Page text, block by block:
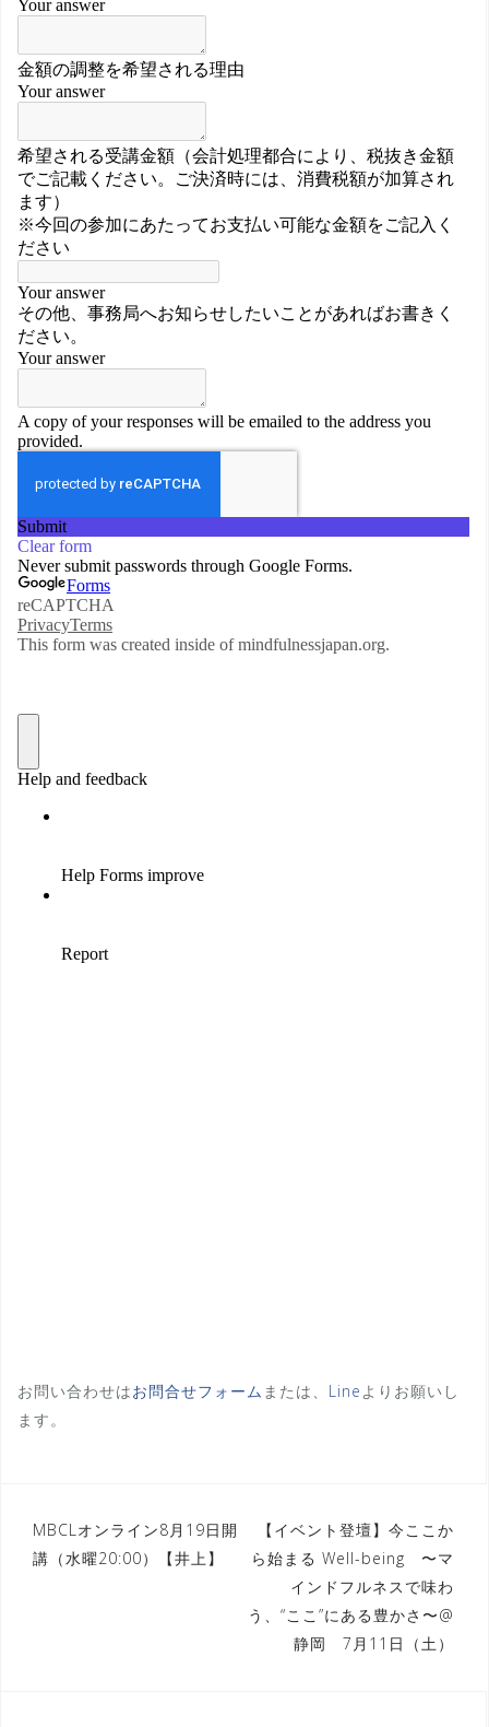
お問い合わせはお問合せフォーム または、 Line よりお願いし
ます。
投
稿
MBCLオンライン8月19日開
講（水曜20:00）【井上】
【イベント登壇】今ここか
ら始まる Well-being 〜マ
インドフルネスで味わ
う、“ここ”にある豊かさ〜@
静岡 7月11日（土）